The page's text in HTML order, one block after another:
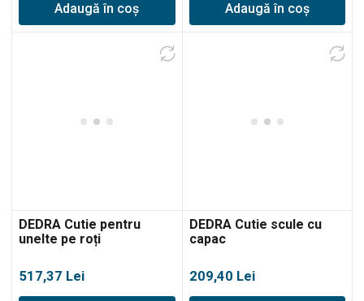
Adaugă în coș Adaugă în coș
DEDRA Cutie pentru
unelte pe roți
517,37 Lei
DEDRA Cutie scule cu
capac
209,40 Lei